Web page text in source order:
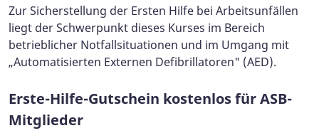
Zur Sicherstellung der Ersten Hilfe bei Arbeitsunfällen
liegt der Schwerpunkt dieses Kurses im Bereich
betrieblicher Notfallsituationen und im Umgang mit
„Automatisierten Externen Defibrillatoren" (AED).
Erste-Hilfe-Gutschein kostenlos für ASB-
Mitglieder